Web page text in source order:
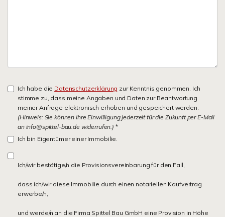
Ich habe die Datenschutzerklärung zur Kenntnis genommen. Ich
stimme zu, dass meine Angaben und Daten zur Beantwortung
meiner Anfrage elektronisch erhoben und gespeichert werden.
(Hinweis: Sie können Ihre Einwilligung jederzeit für die Zukunft per E-Mail
an info@spittel-bau.de widerrufen.) *
Ich bin Eigentümer einer Immobilie.
Ich/wir bestätige/n die Provisionsvereinbarung für den Fall,
dass ich/wir diese Immobilie durch einen notariellen Kaufvertrag
erwerbe/n,
und werde/n an die Firma Spittel Bau GmbH eine Provision in Höhe